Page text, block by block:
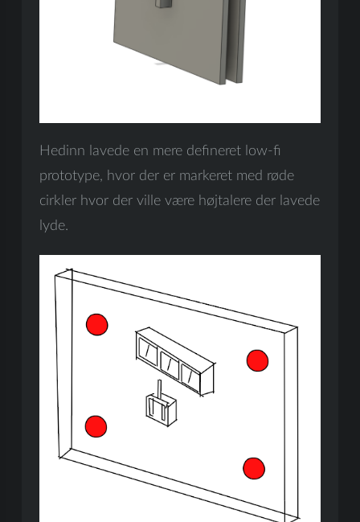
Hedinn lavede en mere defineret low-fi
prototype, hvor der er markeret med røde
cirkler hvor der ville være højtalere der lavede
lyde.